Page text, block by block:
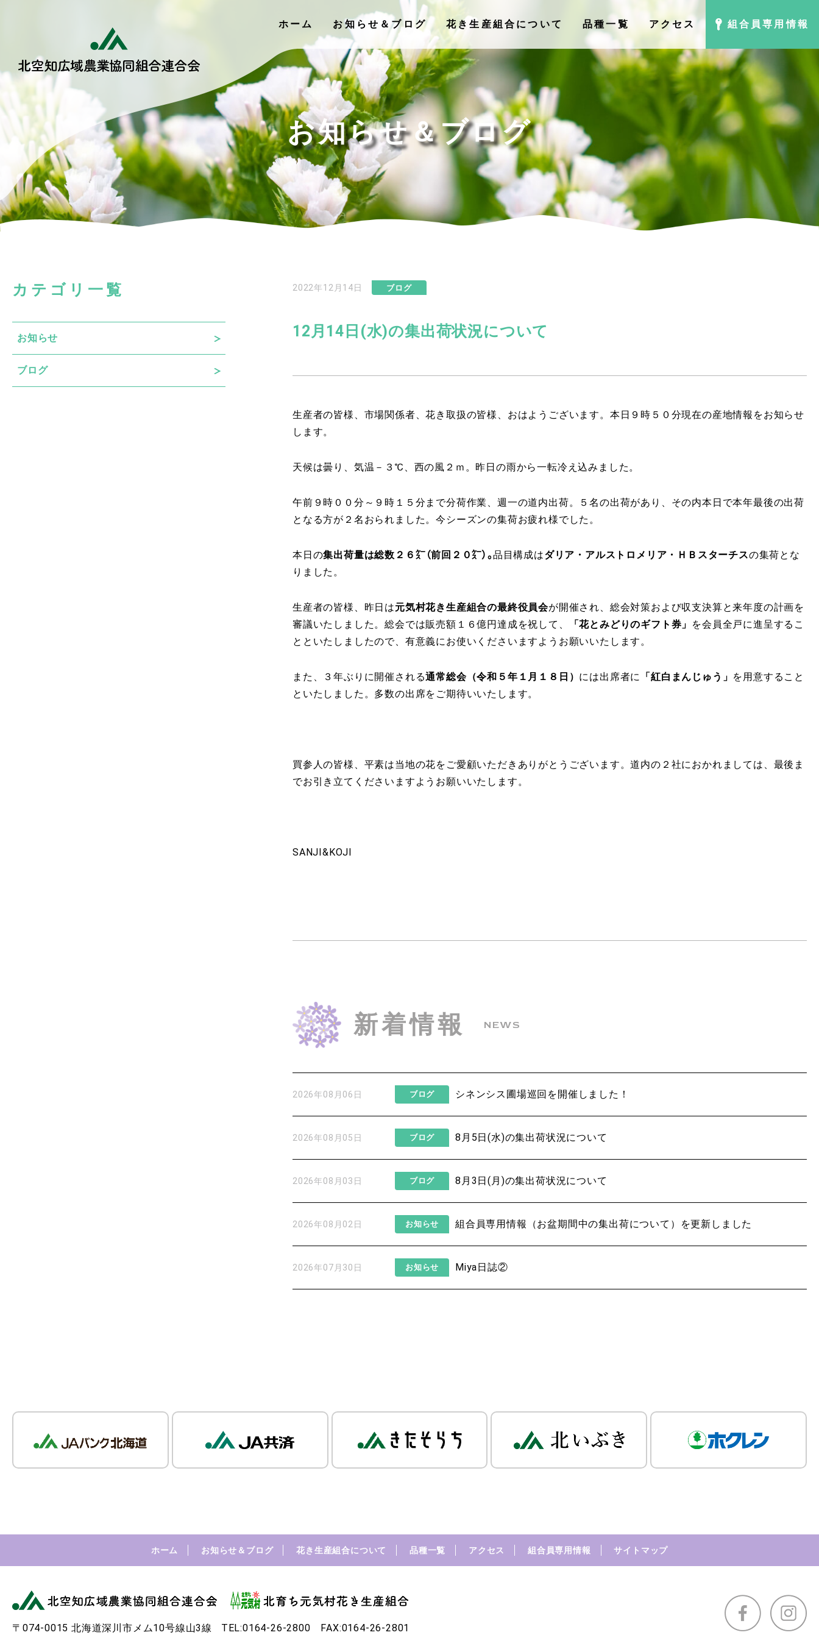
ホーム お知らせ＆ブログ 花き⽣産組合について 品種⼀覧 アクセス 組合員専用情報
お知らせ＆ブログ
2022年12月14日 ブログ
12月14日(水)の集出荷状況について
生産者の皆様、市場関係者、花き取扱の皆様、おはようございます。本日９時５０分現在の産地情報をお知らせ
します。
天候は曇り、気温－３℃、西の風２ｍ。昨日の雨から一転冷え込みました。
午前９時００分～９時１５分まで分荷作業、週一の道内出荷。５名の出荷があり、その内本日で本年最後の出荷
となる方が２名おられました。今シーズンの集荷お疲れ様でした。
本日の集出荷量は総数２６㌜（前回２０㌜）。品目構成はダリア・アルストロメリア・ＨＢスターチスの集荷とな
りました。
生産者の皆様、昨日は元気村花き生産組合の最終役員会が開催され、総会対策および収支決算と来年度の計画を
審議いたしました。総会では販売額１６億円達成を祝して、
「花とみどりのギフト券」 を会員全戸に進呈するこ
とといたしましたので、有意義にお使いくださいますようお願いいたします。
また、３年ぶりに開催される通常総会（令和５年１月１８日） には出席者に 「紅白まんじゅう」 を用意すること
といたしました。多数の出席をご期待いいたします。
買参人の皆様、平素は当地の花をご愛顧いただきありがとうございます。道内の２社におかれましては、最後ま
でお引き立てくださいますようお願いいたします。
SANJI&KOJI
新着情報 NEWS
2026年08月06日 ブログ シネンシス圃場巡回を開催しました！
2026年08月05日 ブログ 8月5日(水)の集出荷状況について
2026年08月03日 ブログ 8月3日(月)の集出荷状況について
2026年08月02日 お知らせ 組合員専用情報（お盆期間中の集出荷について）を更新しました
2026年07月30日 お知らせ Miya日誌②
カテゴリ一覧
お知らせ
ブログ
ホーム お知らせ＆ブログ 花き生産組合について 品種一覧 アクセス 組合員専用情報 サイトマップ
〒074-0015 北海道深川市メム10号線山3線 TEL:0164-26-2800 FAX:0164-26-2801